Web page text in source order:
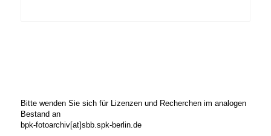
Bitte wenden Sie sich für Lizenzen und Recherchen im analogen
Bestand an
bpk-fotoarchiv[at]sbb.spk-berlin.de